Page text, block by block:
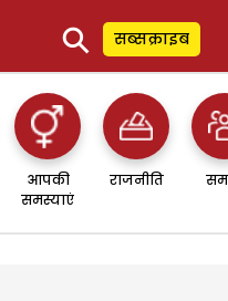
⚲ सब्सक्राइब
आपकी
समस्याएं
राजनीति